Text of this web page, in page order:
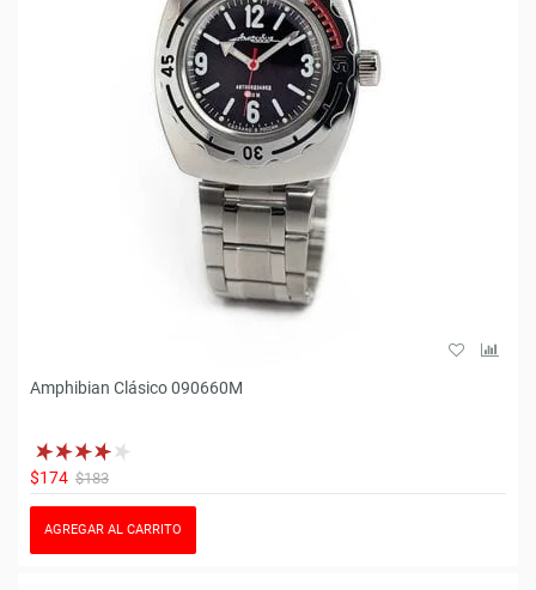
Amphibian Clásico 090660M
$174 $183
AGREGAR AL CARRITO